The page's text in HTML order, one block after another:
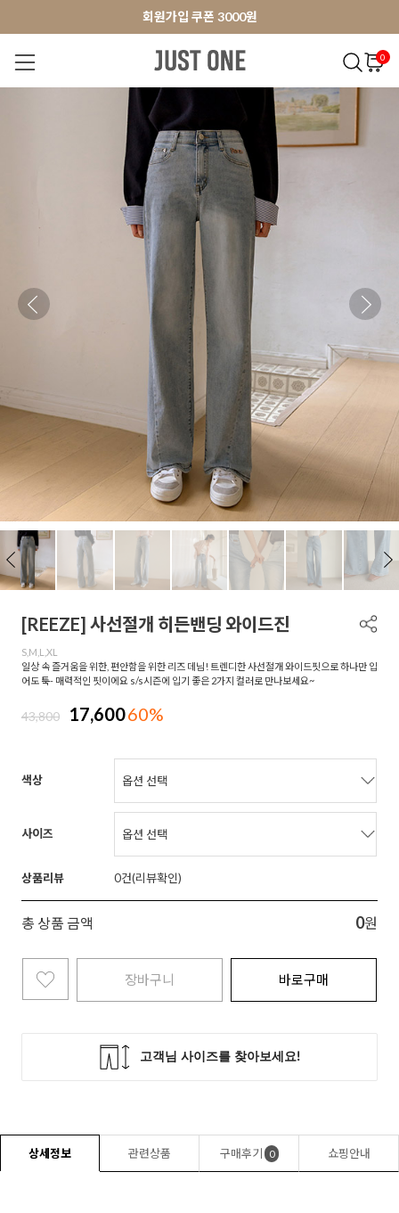
앱 다운로드 10% 할인쿠폰
회원가입 쿠폰 3000원
앱 다운로드 10% 할인쿠폰
0
오늘출발 상의 팬츠
[REEZE] 사선절개 히든밴딩 와이드진
S,M,L,XL
일상 속 즐거움을 위한, 편안함을 위한 리즈 데님! 트렌디한 사선절개 와이드핏으로 하나만 입
어도 툭- 매력적인 핏이에요 s/s시즌에 입기 좋은 2가지 컬러로 만나보세요~
43,800 17,60060%
색상
사이즈
상품리뷰 0
총 상품 금액 0원
장바구니 바로구매
상세정보 관련상품 구매후기 0 쇼핑안내